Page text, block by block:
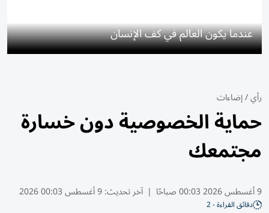
عندما يكون العالم في كف الإنسان
رأي/إضاءات
حماية الخصوصية دون خسارة
مجتمعك
9 أغسطس 2026 00:03 صباحًا | آخر تحديث:9 أغسطس 00:03 2026
دقائق القراءة - 2